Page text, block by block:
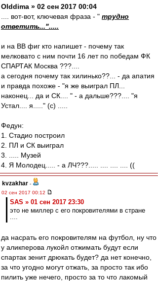
Olddima » 02 сен 2017 00:04
.... вот-вот, ключевая фраза - " трудно
ответить...".....
и на ВВ фиг кто напишет - почему так
мелковато с ним почти 16 лет по победам ФК
СПАРТАК Москва ???....
а сегодня почему так хилинько??... - да апатия
и правда похоже - "я же выиграл ПЛ...
наконец... да и СК.... " - а дальше???.... "я
Устал.... я....." (c) .....
Федун:
1. Стадио построил
2. ПЛ и СК выиграл
3. ..... Музей
4. Я Молодец..... - а ЛЧ???..... .... .... .... ((
kvzakhar -
02 сен 2017 00:12
SAS » 01 сен 2017 23:30
это не миллер с его покровителями в стране
....
да насрать его покровителям на футбол, ну что
у аликперова лукойл отжимать будут если
спартак зенит дрюкать будет? да нет конечно,
за что угодно могут отжать, за просто так ибо
пилить уже нечего, просто за то что лакомый